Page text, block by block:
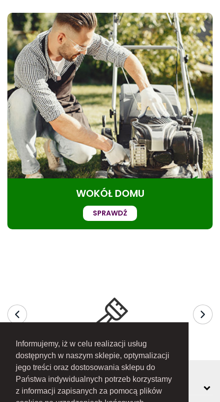
Informujemy, iż w celu realizacji usług
dostępnych w naszym sklepie, optymalizacji
jego treści oraz dostosowania sklepu do
Państwa indywidualnych potrzeb korzystamy
z informacji zapisanych za pomocą plików
WOKÓŁ DOMU
SPRAWDŹ
MOJE KONTO